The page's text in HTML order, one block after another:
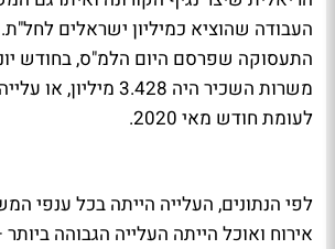
העבודה שהוציא כמיליון ישראלים לחל"ת.
לעומת חודש מאי 2020.
לפי הנתונים, העלייה הייתה בכל ענפי